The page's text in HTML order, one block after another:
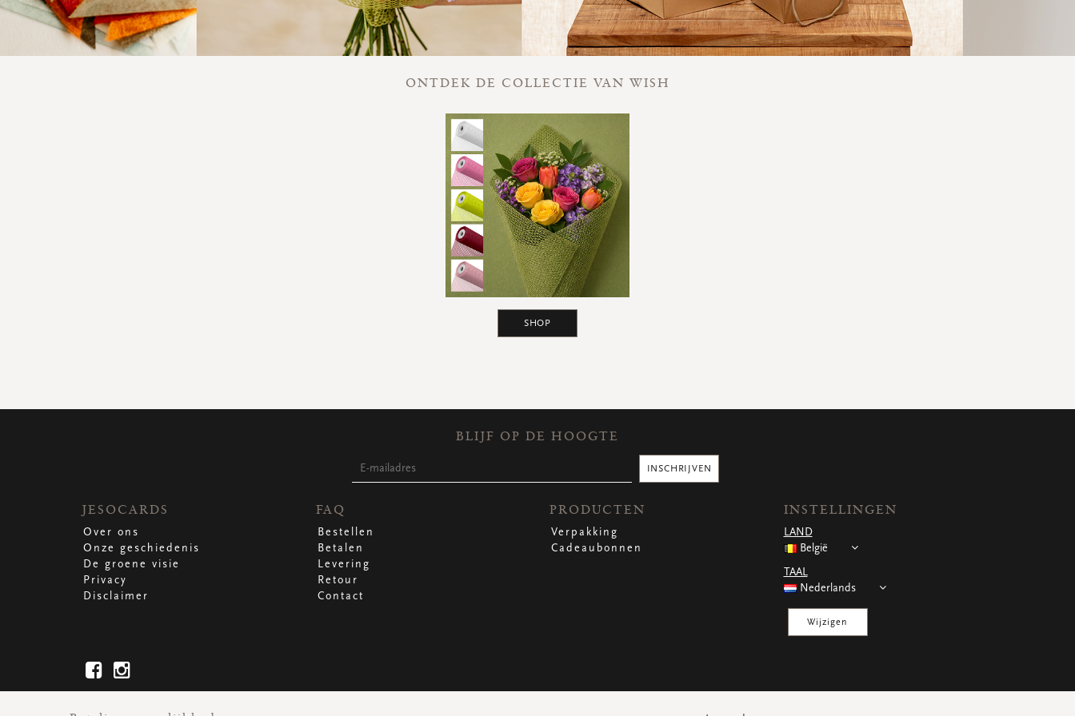
ONTDEK DE COLLECTIE VAN WISH
SHOP
BLIJF OP DE HOOGTE
INSCHRIJVEN
JESOCARDS
Over ons
Onze geschiedenis
De groene visie
Privacy
Disclaimer
FAQ
Bestellen
Betalen
Levering
Retour
Contact
PRODUCTEN
Verpakking
Cadeaubonnen
INSTELLINGEN
LAND
België
TAAL
Nederlands
Wijzigen